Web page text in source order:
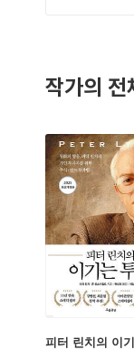
작가의 전
피터 린치의 이